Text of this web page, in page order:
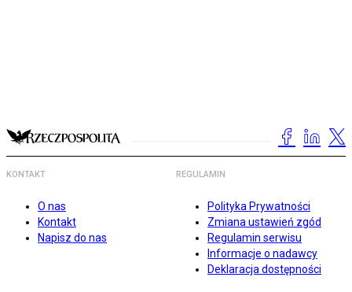
KONTAKT
O nas
Kontakt
Napisz do nas
REGULAMIN
Polityka Prywatności
Zmiana ustawień zgód
Regulamin serwisu
Informacje o nadawcy
Deklaracja dostępności